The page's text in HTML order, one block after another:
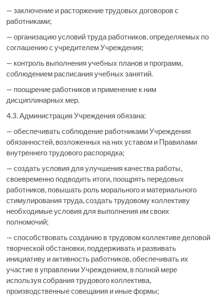
— заключение и расторжение трудовых договоров с
работниками;
— организацию условий труда работников, определяемых по
соглашению с учредителем Учреждения;
— контроль выполнения учебных планов и программ,
соблюдением расписания учебных занятий.
— поощрение работников и применение к ним
дисциплинарных мер.
4.3. Администрация Учреждения обязана:
— обеспечивать соблюдение работниками Учреждения
обязанностей, возложенных на них уставом и Правилами
внутреннего трудового распорядка;
— создать условия для улучшения качества работы,
своевременно подводить итоги, поощрять передовых
работников, повышать роль морального и материального
стимулирования труда, создать трудовому коллективу
необходимые условия для выполнения им своих
полномочий;
— способствовать созданию в трудовом коллективе деловой
творческой обстановки, поддерживать и развивать
инициативу и активность работников, обеспечивать их
участие в управлении Учреждением, в полной мере
используя собрания трудового коллектива,
производственные совещания и иные формы;